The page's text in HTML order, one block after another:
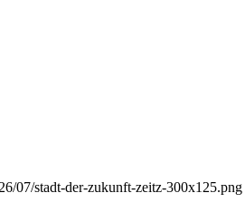
07/stadt-der-zukunft-zeitz-300x125.png